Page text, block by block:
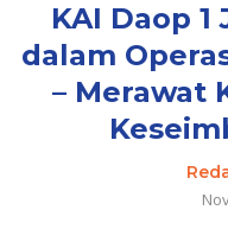
KAI Daop
dalam
– Merawat